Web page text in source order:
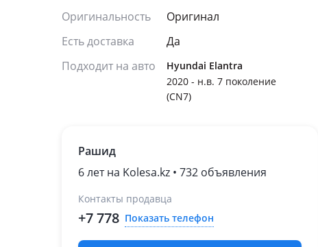
Оригинальность
Оригинал
Есть доставка
Да
Подходит на авто
Hyundai Elantra
2020 - н.в. 7 поколение
(CN7)
Рашид
6 лет на Kolesa.kz • 732 объявления
Контакты продавца
+7 778 Показать телефон